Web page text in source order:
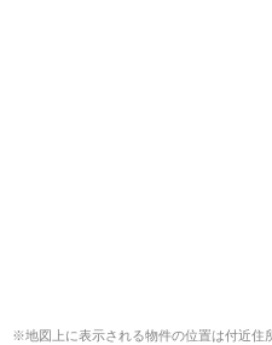
※地図上に表示される物件の位置は付近住